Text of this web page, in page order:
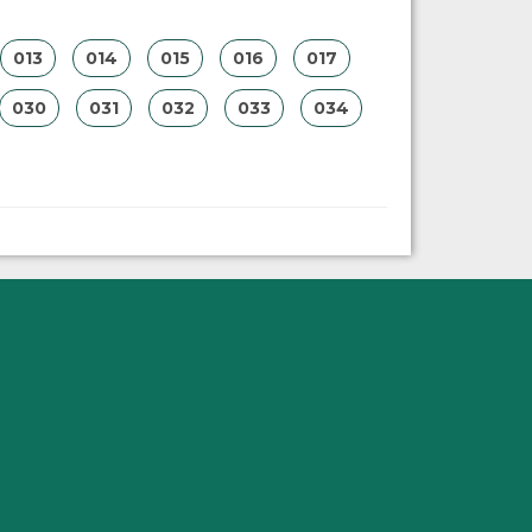
013 014 015 016 017
030 031 032 033 034